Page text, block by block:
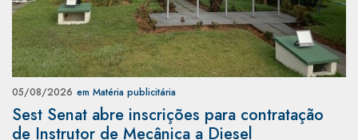
05/08/2026 em Matéria publicitária
Sest Senat abre inscrições para contratação
de Instrutor de Mecânica a Diesel